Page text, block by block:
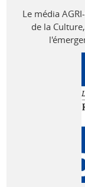
Le média
de la